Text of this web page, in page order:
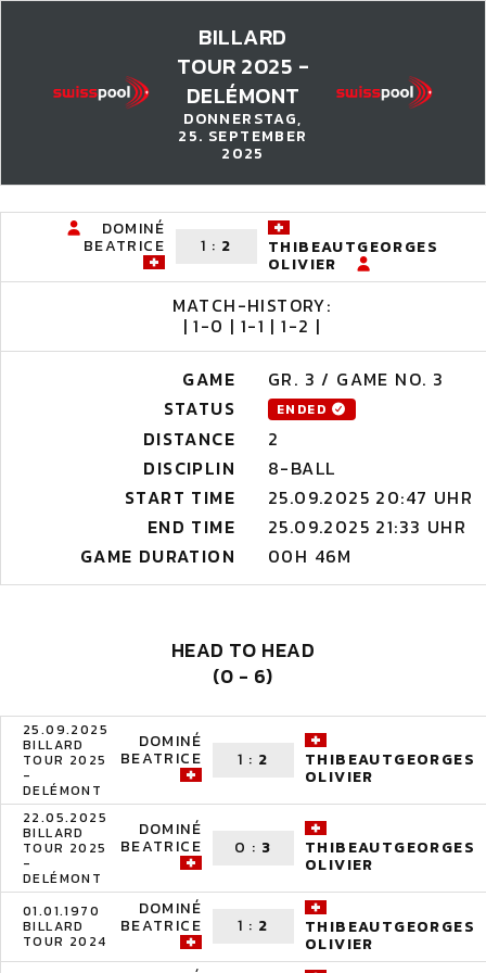
BILLARD
TOUR 2025 -
DELÉMONT
DONNERSTAG,
25. SEPTEMBER
2025
DOMINÉ
BEATRICE 1 : 2 THIBEAUTGEORGES
OLIVIER
MATCH-HISTORY:
| 1-0 | 1-1 | 1-2 |
GAME
GR. 3 / GAME NO. 3
STATUS
ENDED
DISTANCE
2
DISCIPLIN
8-BALL
START TIME
25.09.2025 20:47 UHR
END TIME
25.09.2025 21:33 UHR
GAME DURATION
00H 46M
HEAD TO HEAD
(0 - 6)
25.09.2025
BILLARD
TOUR 2025
-
DELÉMONT
DOMINÉ
BEATRICE 1 : 2 THIBEAUTGEORGES
OLIVIER
22.05.2025
BILLARD
TOUR 2025
-
DELÉMONT
DOMINÉ
BEATRICE 0 : 3 THIBEAUTGEORGES
OLIVIER
01.01.1970
BILLARD
TOUR 2024
DOMINÉ
BEATRICE 1 : 2 THIBEAUTGEORGES
OLIVIER